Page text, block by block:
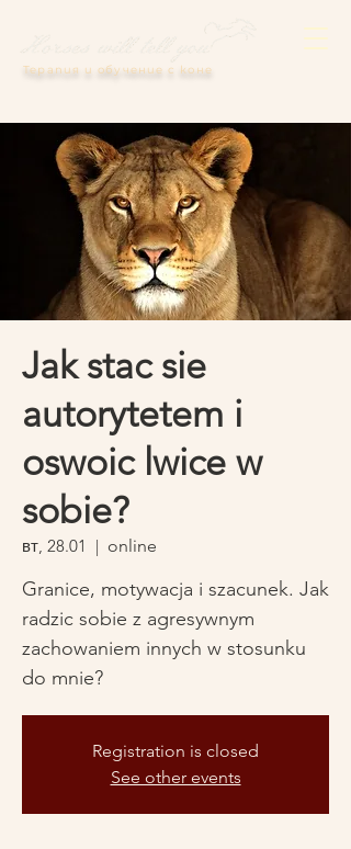
Терапия и обучение с коне
Jak stac sie
autorytetem i
oswoic lwice w
sobie?
вт, 28.01
  |
online
Granice, motywacja i szacunek. Jak
radzic sobie z agresywnym
zachowaniem innych w stosunku
do mnie?
Registration is closed
See other events